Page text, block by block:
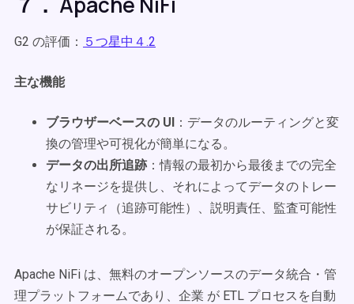
G2 の評価： ５つ星中４.2
主な機能
ブラウザーベースの UI ：データのルーティングと変
換の管理や可視化が簡単になる。
データの出所追跡 ：情報の最初から最後までの完全
なリネージを提供し、それによってデータのトレー
サビリティ（追跡可能性）、説明責任、監査可能性
が保証される。
Apache NiFi は、無料のオープンソースのデータ統合・管
理プラットフォームであり、企業 が ETL プロセスを自動